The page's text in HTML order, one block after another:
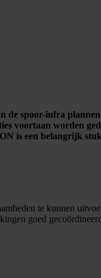
de spoor-infra
voortaan worden
is een belangrijk
te kunnen
goed